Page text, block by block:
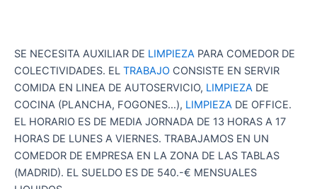
SE NECESITA AUXILIAR DE LIMPIEZA PARA COMEDOR DE
COLECTIVIDADES. EL TRABAJO CONSISTE EN SERVIR
COMIDA EN LINEA DE AUTOSERVICIO, LIMPIEZA DE
COCINA (PLANCHA, FOGONES…), LIMPIEZA DE OFFICE.
EL HORARIO ES DE MEDIA JORNADA DE 13 HORAS A 17
HORAS DE LUNES A VIERNES. TRABAJAMOS EN UN
COMEDOR DE EMPRESA EN LA ZONA DE LAS TABLAS
(MADRID). EL SUELDO ES DE 540.-€ MENSUALES